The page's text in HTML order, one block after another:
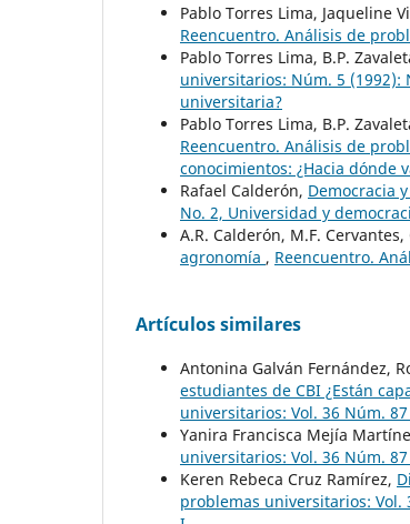
Pablo Torres Lima, Jaqueline
Reencuentro. Análisis de
Pablo Torres Lima, B.P.
universitarios: Núm. 5 (1992):
universitaria?
Pablo Torres Lima, B.P.
Reencuentro. Análisis de
conocimientos: ¿Hacia dónde
Rafael Calderón, Democracia
No. 2, Universidad y
A.R. Calderón, M.F. Cervantes,
agronomía , Reencuentro.
Artículos similares
Antonina Galván Fernández,
estudiantes de CBI ¿Están
universitarios: Vol. 36 Núm.
Yanira Francisca Mejía
universitarios: Vol. 36 Núm.
Keren Rebeca Cruz Ramírez,
problemas universitarios: Vol.